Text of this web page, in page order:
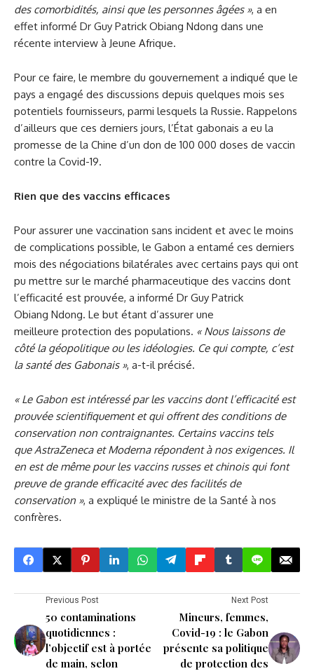
des comorbidités, ainsi que les personnes âgées», a en
effet informé Dr Guy Patrick Obiang Ndong dans une
récente interview à Jeune Afrique.
Pour ce faire, le membre du gouvernement a indiqué que le
pays a engagé des discussions depuis quelques mois ses
potentiels fournisseurs, parmi lesquels la Russie. Rappelons
d’ailleurs que ces derniers jours, l’État gabonais a eu la
promesse de la Chine d’un don de 100 000 doses de vaccin
contre la Covid-19.
Rien que des vaccins efficaces
Pour assurer une vaccination sans incident et avec le moins
de complications possible, le Gabon a entamé ces derniers
mois des négociations bilatérales avec certains pays qui ont
pu mettre sur le marché pharmaceutique des vaccins dont
l’efficacité est prouvée, a informé Dr Guy Patrick
Obiang Ndong. Le but étant d’assurer une
meilleure protection des populations. « Nous laissons de
côté la géopolitique ou les idéologies. Ce qui compte, c’est
la santé des Gabonais», a-t-il précisé.
« Le Gabon est intéressé par les vaccins dont l’efficacité est
prouvée scientifiquement et qui offrent des conditions de
conservation non contraignantes. Certains vaccins tels
queAstraZenecaet Moderna répondent à nos exigences. Il
en est de même pour les vaccins russes et chinois qui font
preuve de grande efficacité avec des facilités de
conservation », a expliqué le ministre de la Santé à nos
confrères.
Previous Post
50 contaminations
quotidiennes :
l’objectif est à portée
de main, selon
Next Post
Mineurs, femmes,
Covid-19 : le Gabon
présente sa politique
de protection des